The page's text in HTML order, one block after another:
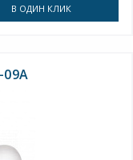
В ОДИН КЛИК